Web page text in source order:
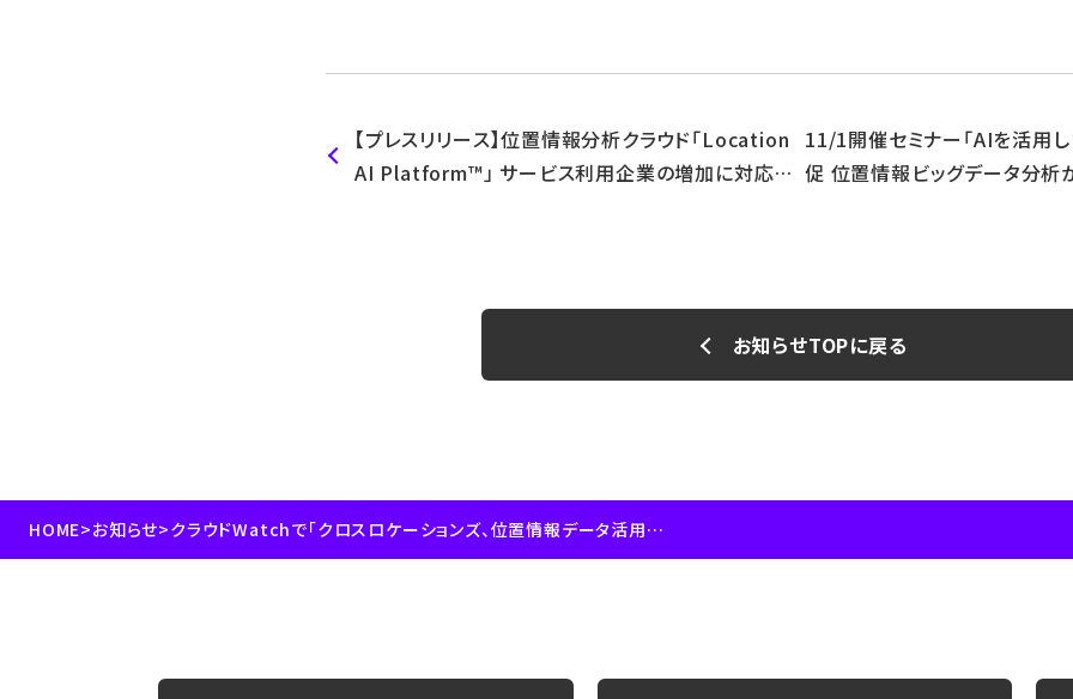
【プレスリリース】位置情報分析クラウド「Location
AI Platform™️」 サービス利用企業の増加に対応し、
11/1開催セミナー「AIを活用
促 位置情報ビッグデータ分析
お知らせTOPに戻る
HOME>お知らせ> クラウドWatchで「クロスロケーションズ、位置情報データ活用クラウド「Location AI Platform」を機能強化」を掲載いただきました。